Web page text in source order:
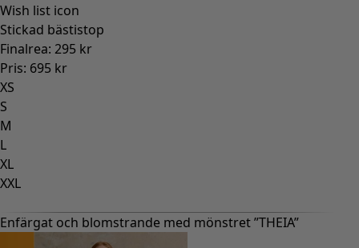
Wish list icon
Stickad bästistop
Finalrea: 295 kr
Pris: 695 kr
XS
S
M
L
XL
XXL
Enfärgat och blomstrande med mönstret ”THEIA”